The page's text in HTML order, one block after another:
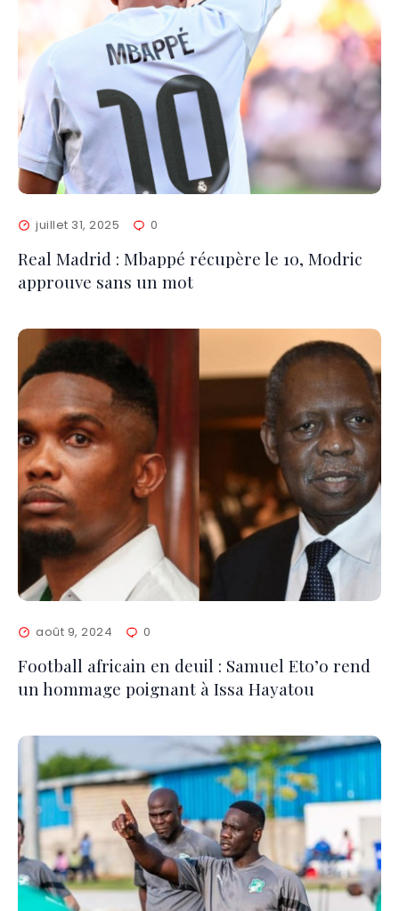
juillet 31, 2025 0
Real Madrid : Mbappé récupère le 10, Modric
approuve sans un mot
août 9, 2024 0
Football africain en deuil : Samuel Eto’o rend
un hommage poignant à Issa Hayatou